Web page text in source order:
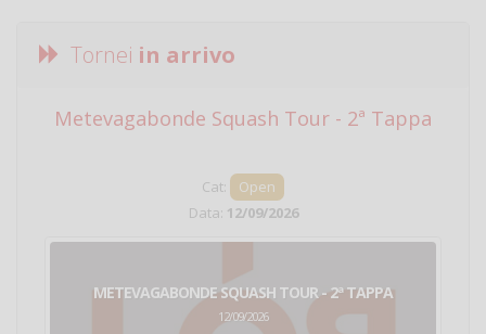
Tornei in arrivo
Metevagabonde Squash Tour - 2ª Tappa
Cat:
Open
Data: 12/09/2026
METEVAGABONDE SQUASH TOUR - 2ª TAPPA
12/09/2026